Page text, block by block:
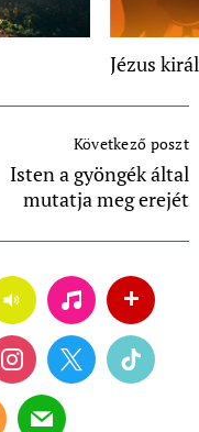
Jézus
Következő poszt
Isten a gyöngék által
mutatja meg erejét